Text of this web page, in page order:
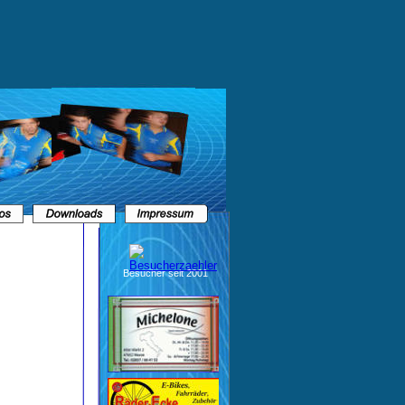
Besucher seit 2001